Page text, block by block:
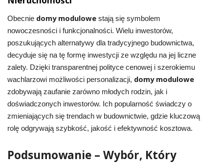
Obecnie domy modulowestają się symbolem
nowoczesności i funkcjonalności. Wielu inwestorów,
poszukujących alternatywy dla tradycyjnego budownictwa,
decyduje się na tę formę inwestycji ze względu na jej liczne
zalety. Dzięki transparentnej polityce cenowej i szerokiemu
wachlarzowi możliwości personalizacji, domy modulowe
zdobywają zaufanie zarówno młodych rodzin, jak i
doświadczonych inwestorów. Ich popularność świadczy o
zmieniających się trendach w budownictwie, gdzie kluczową
rolę odgrywają szybkość, jakość i efektywność kosztowa.
Podsumowanie – Wybór, Który